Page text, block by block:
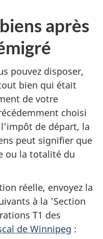
après
pouvez disposer,
bien qui était
de votre
choisi
de départ, la
peut signifier que
ou la totalité du
réelle, envoyez la
à la 'Section
T1 des
de Winnipeg :